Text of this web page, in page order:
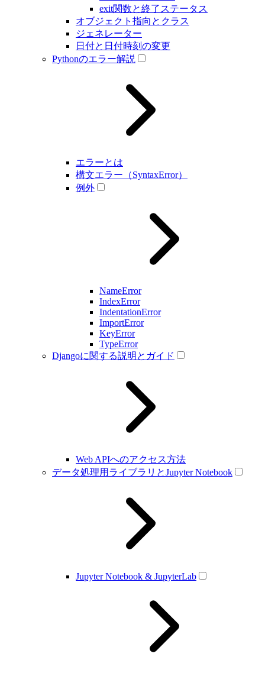
exit関数と終了ステータス
オブジェクト指向とクラス
ジェネレーター
日付と日付時刻の変更
Pythonのエラー解説
エラーとは
構文エラー（SyntaxError）
例外
NameError
IndexError
IndentationError
ImportError
KeyError
TypeError
Djangoに関する説明とガイド
Web APIへのアクセス方法
データ処理用ライブラリとJupyter Notebook
Jupyter Notebook & JupyterLab